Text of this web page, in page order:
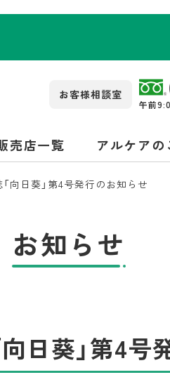
お客様相談室
午前
売店一覧 アルケアの
向日葵」第4号発行のお知らせ
お知らせ
日葵」第4号